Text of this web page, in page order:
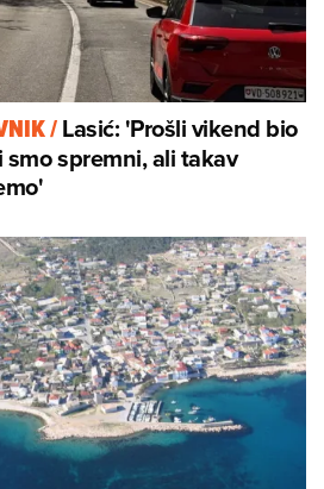
/Lasić: 'Prošli vikend bio
spremni, ali takav